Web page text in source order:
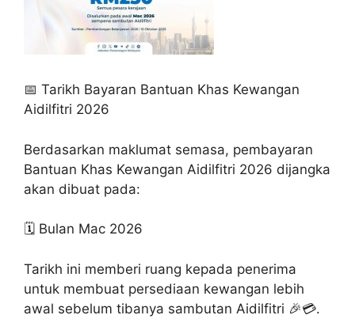
📅 Tarikh Bayaran Bantuan Khas Kewangan
Aidilfitri 2026
Berdasarkan maklumat semasa, pembayaran
Bantuan Khas Kewangan Aidilfitri 2026 dijangka
akan dibuat pada:
🗓️ Bulan Mac 2026
Tarikh ini memberi ruang kepada penerima
untuk membuat persediaan kewangan lebih
awal sebelum tibanya sambutan Aidilfitri 🎉💳.